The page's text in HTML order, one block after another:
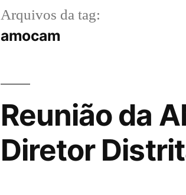
Arquivos da tag:
amocam
Reunião da
Diretor